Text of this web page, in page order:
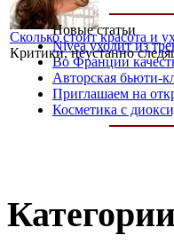
Сколько стоит красота и
Критики, неустанно
Новые статьи
Nivea уходит из
Во Франции
Авторская бьюти-
Приглашаем на
Косметика с